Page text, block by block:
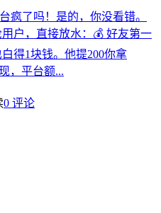
疯了吗！是的，你没看错。
户，直接放水：💰 好友第一
得1块钱。他提200你拿
，平台额...
0 评论